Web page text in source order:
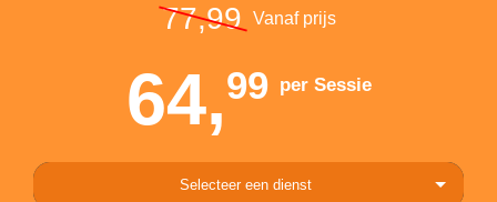
77,99 Vanaf prijs
64,99per Sessie
Selecteer een dienst